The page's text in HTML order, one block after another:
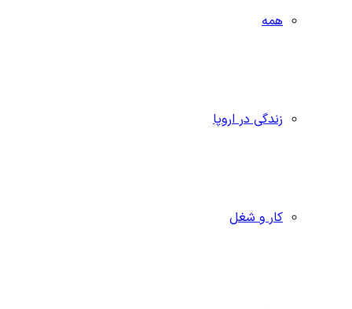
همه
زندگی در اروپا
کار و شغل